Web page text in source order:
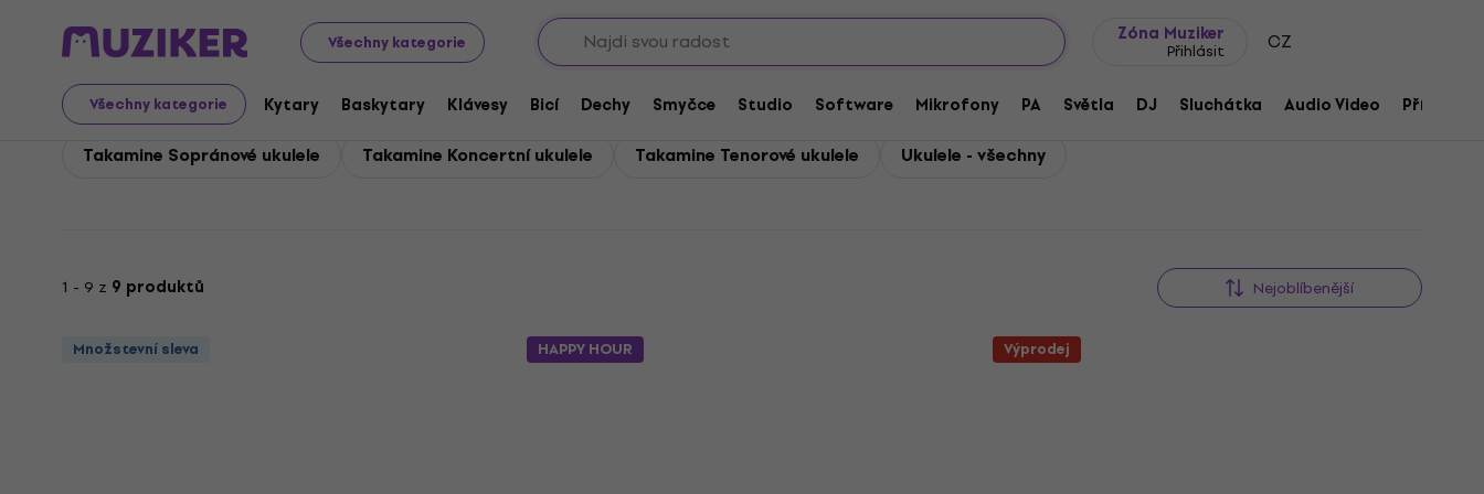
Všechny kategorie
Zóna Muziker
Přihlásit CZ
Všechny kategorie Kytary Baskytary Klávesy Bicí Dechy Smyčce Studio Software Mikrofony PA Světla DJ Sluchátka Audio Video
Takamine Kytary Takamine Ukulele
Takamine Ukulele
Takamine Sopránové ukulele Takamine Koncertní ukulele Takamine Tenorové ukulele Ukulele - všechny
1 - 9 z 9 produktů Nejoblíbenější
Množstevní sleva HAPPY HOUR Výprodej